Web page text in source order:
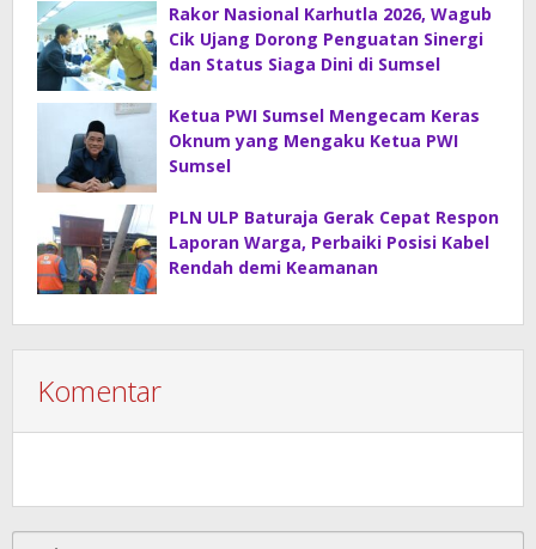
Rakor Nasional Karhutla 2026, Wagub
Cik Ujang Dorong Penguatan Sinergi
dan Status Siaga Dini di Sumsel
Ketua PWI Sumsel Mengecam Keras
Oknum yang Mengaku Ketua PWI
Sumsel
PLN ULP Baturaja Gerak Cepat Respon
Laporan Warga, Perbaiki Posisi Kabel
Rendah demi Keamanan
Komentar